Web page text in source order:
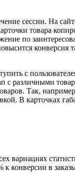
сессии. На
товара
по
конверсия
с
с различными
Так,
В карточках
вариациях
конверсии в